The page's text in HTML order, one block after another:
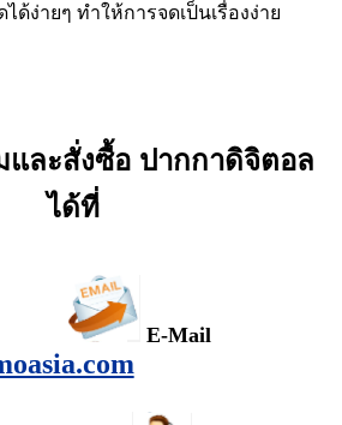
ด้ง่ายๆ ทำให้การจดเป็นเรื่องง่าย
ละสั่งซื้อ ปากกาดิจิตอล
ได้ที่
E-Mail